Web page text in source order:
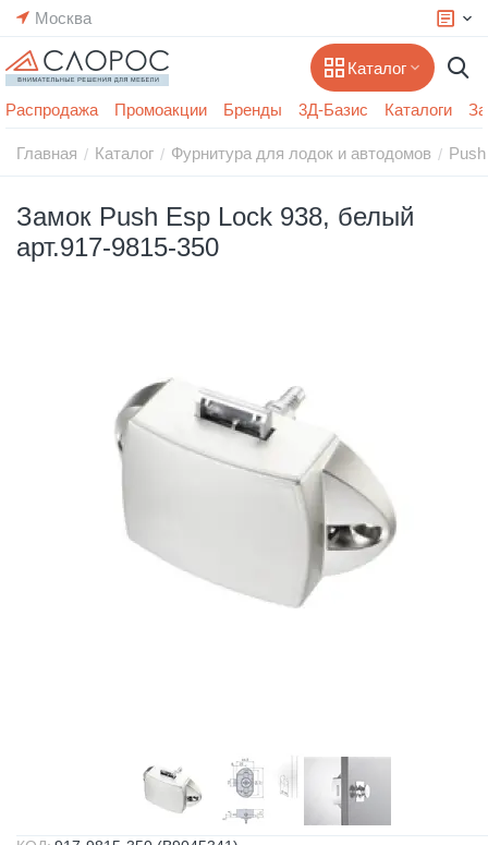
Москва
Каталог
Распродажа Промоакции Бренды 3Д-Базис Каталоги
Главная / Каталог / Фурнитура для лодок и автодомов /
Замок Push Esp Lock 938, белый
арт.917-9815-350